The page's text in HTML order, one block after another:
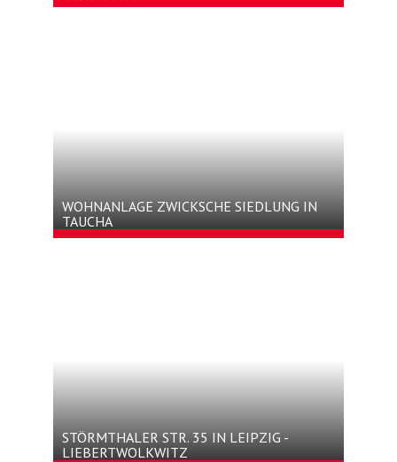
WOHNANLAGE ZWICKSCHE SIEDLUNG IN
TAUCHA
STÖRMTHALER STR. 35 IN LEIPZIG -
LIEBERTWOLKWITZ